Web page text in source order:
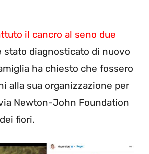
il cancro al seno due
stato diagnosticato di nuovo
ha chiesto che fossero
alla sua organizzazione per
Newton-John Foundation
fiori.